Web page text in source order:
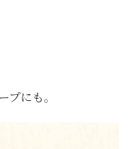
プにも。